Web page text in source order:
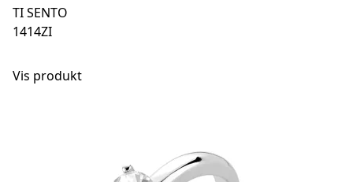
TI SENTO
1414ZI
Vis produkt